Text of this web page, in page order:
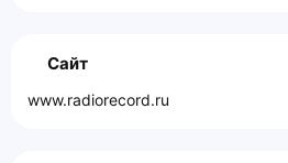
Сайт
www.radiorecord.ru